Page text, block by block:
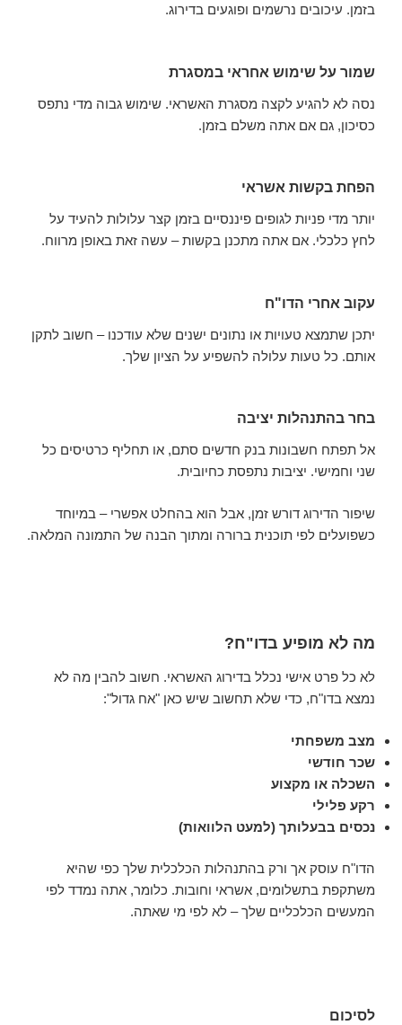
בזמן. עיכובים נרשמים ופוגעים בדירוג.
שמור על שימוש אחראי במסגרת
נסה לא להגיע לקצה מסגרת האשראי. שימוש גבוה מדי נתפס
כסיכון, גם אם אתה משלם בזמן.
הפחת בקשות אשראי
יותר מדי פניות לגופים פיננסיים בזמן קצר עלולות להעיד על
לחץ כלכלי. אם אתה מתכנן בקשות – עשה זאת באופן מרווח.
עקוב אחרי הדו"ח
יתכן שתמצא טעויות או נתונים ישנים שלא עודכנו – חשוב לתקן
אותם. כל טעות עלולה להשפיע על הציון שלך.
בחר בהתנהלות יציבה
אל תפתח חשבונות בנק חדשים סתם, או תחליף כרטיסים כל
שני וחמישי. יציבות נתפסת כחיובית.
שיפור הדירוג דורש זמן, אבל הוא בהחלט אפשרי – במיוחד
כשפועלים לפי תוכנית ברורה ומתוך הבנה של התמונה המלאה.
מה לא מופיע בדו"ח?
לא כל פרט אישי נכלל בדירוג האשראי. חשוב להבין מה לא
נמצא בדו"ח, כדי שלא תחשוב שיש כאן "אח גדול":
מצב משפחתי
שכר חודשי
השכלה או מקצוע
רקע פלילי
נכסים בבעלותך (למעט הלוואות)
הדו"ח עוסק אך ורק בהתנהלות הכלכלית שלך כפי שהיא
משתקפת בתשלומים, אשראי וחובות. כלומר, אתה נמדד לפי
המעשים הכלכליים שלך – לא לפי מי שאתה.
לסיכום